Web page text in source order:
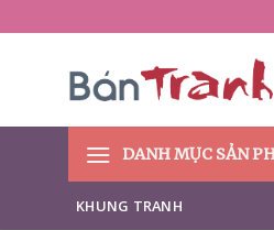
to
DANH MỤC SẢN
KHUNG TRANH